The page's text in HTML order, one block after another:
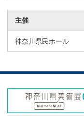
主催
神奈川県民ホール